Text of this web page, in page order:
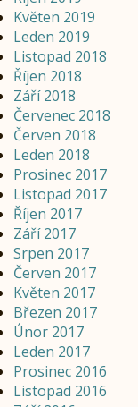
Květen 2019
Leden 2019
Listopad 2018
Říjen 2018
Září 2018
Červenec 2018
Červen 2018
Leden 2018
Prosinec 2017
Listopad 2017
Říjen 2017
Září 2017
Srpen 2017
Červen 2017
Květen 2017
Březen 2017
Únor 2017
Leden 2017
Prosinec 2016
Listopad 2016